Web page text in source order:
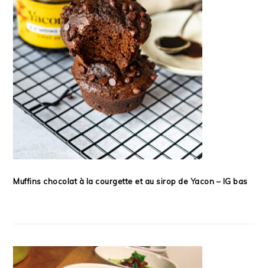
Muffins chocolat à la courgette et au sirop de Yacon – IG bas